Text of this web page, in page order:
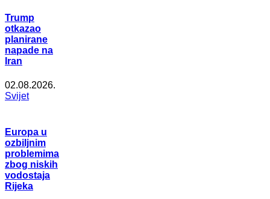
Trump
otkazao
planirane
napade na
Iran
02.08.2026.
Svijet
Europa u
ozbiljnim
problemima
zbog niskih
vodostaja
Rijeka